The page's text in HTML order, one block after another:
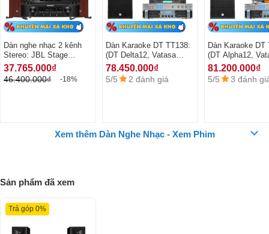
Dàn nghe nhạc 2 kênh
Stereo: JBL Stage
A170+ Marantz NR1200+
Yamaha S303
37.765.000₫
46.400.000₫ -18%
Dàn Karaoke DT TT138:
(DT Delta12, Vatasa
T800, Vatasa V8Pro, DT
Lion408, DT Sigma115)
78.450.000₫
5/5 2 đánh giá
Dàn Karaoke DT
(DT Alpha12,
T900, Vatasa
Lion406, DT
81.200.000₫
5/5 3 đánh
Xem thêm Dàn Nghe Nhạc - Xem Phim
Sản phẩm đã xem
Trả góp 0%